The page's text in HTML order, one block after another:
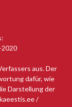
2020
aus. Der
dafür, wie
Darstellung der
/